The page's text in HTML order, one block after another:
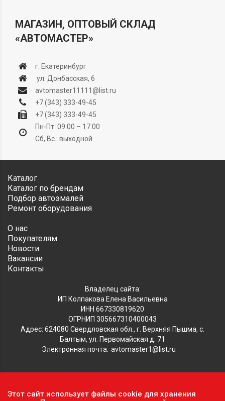
МАГАЗИН, ОПТОВЫЙ СКЛАД
«АВТОМАСТЕР»
г. Екатеринбург
ул. Донбасская, 6
avtomaster11111@list.ru
+7 (343) 333-49-45
+7 (343) 333-49-45
Пн-Пт: 09.00 – 17.00
Сб, Вс.: выходной
Каталог
Каталог по брендам
Подбор автоэмалей
Ремонт оборудования
О нас
Покупателям
Новости
Вакансии
Контакты
Владелец сайта:
ИП Колпакова Елена Васильевна
ИНН 667330819620
ОГРНИП 305667310400043
Адрес: 624080 Свердловская обл., г. Верхняя Пышма, с.
Балтым, ул. Первомайская д. 71
Электронная почта: avtomaster1@list.ru
Обратите внимание, что данный сайт носит исключительно
Этот сайт использует файлы cookie для хранения